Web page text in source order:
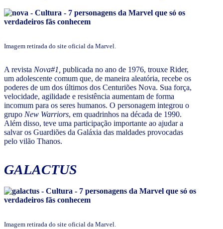
Imagem retirada do site oficial da Marvel.
A revista Nova#1, publicada no ano de 1976, trouxe Rider,
um adolescente comum que, de maneira aleatória, recebe os
poderes de um dos últimos dos Centuriões Nova. Sua força,
velocidade, agilidade e resistência aumentam de forma
incomum para os seres humanos. O personagem integrou o
grupo New Warriors, em quadrinhos na década de 1990.
Além disso, teve uma participação importante ao ajudar a
salvar os Guardiões da Galáxia das maldades provocadas
pelo vilão Thanos.
GALACTUS
Imagem retirada do site oficial da Marvel.